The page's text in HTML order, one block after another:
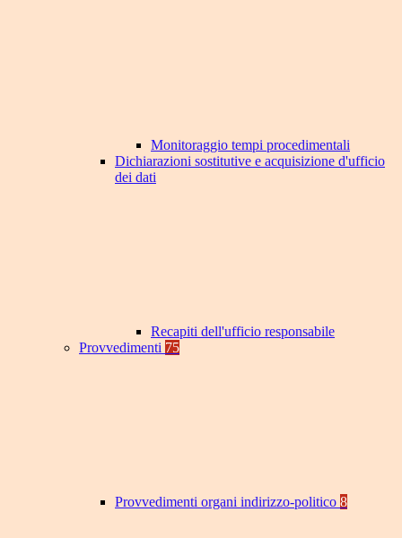
Monitoraggio tempi procedimentali
Dichiarazioni sostitutive e acquisizione d'ufficio
dei dati
Recapiti dell'ufficio responsabile
Provvedimenti 75
Provvedimenti organi indirizzo-politico 8